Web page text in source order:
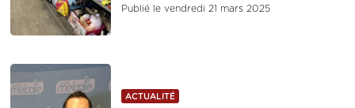
Publié le vendredi 21 mars 2025
ACTUALITÉ